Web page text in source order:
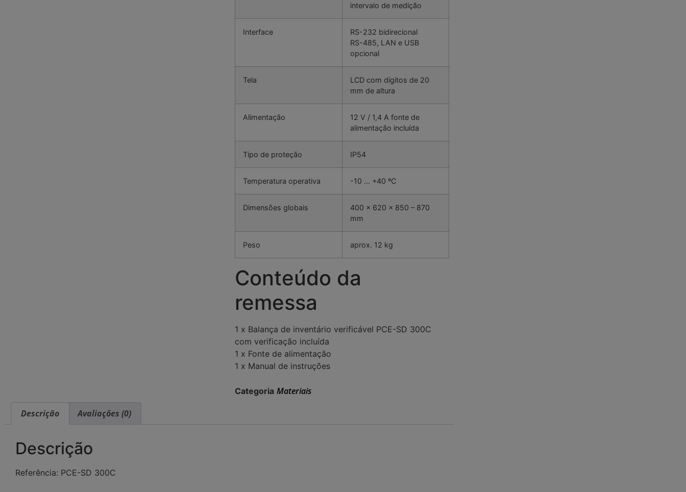
intervalo de medição
Interface
RS-232 bidirecional
RS-485, LAN e USB
opcional
Tela
LCD com dígitos de 20
mm de altura
Alimentação
12 V / 1,4 A fonte de
alimentação incluída
Tipo de proteção IP54
Temperatura operativa -10 … +40 ºC
Dimensões globais
400 x 620 x 850 – 870
mm
Peso aprox. 12 kg
Conteúdo da
remessa
1 x Balança de inventário verificável PCE-SD 300C
com verificação incluída
1 x Fonte de alimentação
1 x Manual de instruções
Categoria Materiais
Descrição
Avaliações (0)
Descrição
Referência: PCE-SD 300C